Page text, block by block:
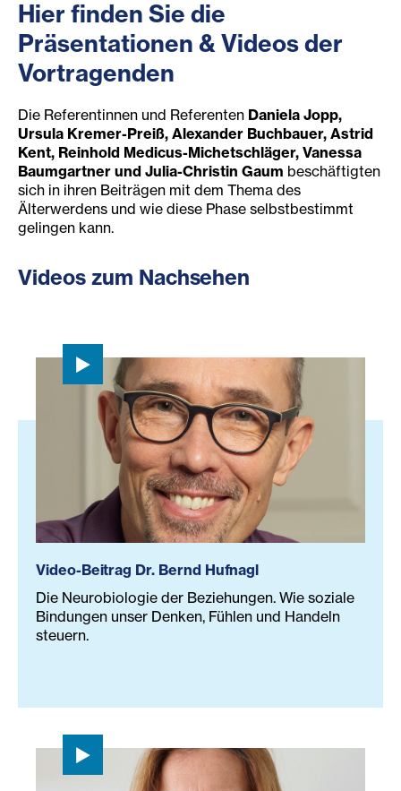
Hier finden Sie die
Präsentationen & Videos der
Vortragenden
Die Referentinnen und Referenten Daniela Jopp,
Ursula Kremer-Preiß, Alexander Buchbauer, Astrid
Kent, Reinhold Medicus-Michetschläger, Vanessa
Baumgartner und Julia-Christin Gaum beschäftigten
sich in ihren Beiträgen mit dem Thema des
Älterwerdens und wie diese Phase selbstbestimmt
gelingen kann.
Videos zum Nachsehen
Video-Beitrag Dr. Bernd Hufnagl
Die Neurobiologie der Beziehungen. Wie soziale
Bindungen unser Denken, Fühlen und Handeln
steuern.